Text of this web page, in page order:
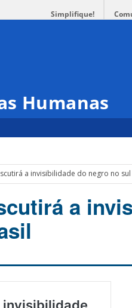
Simplifique!
Humanas
a invisibilidade do negro no
a